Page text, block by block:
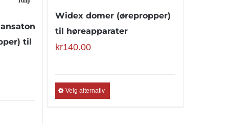
til
Widex domer (ørepropper)
til høreapparater
kr140.00
Velg alternativ